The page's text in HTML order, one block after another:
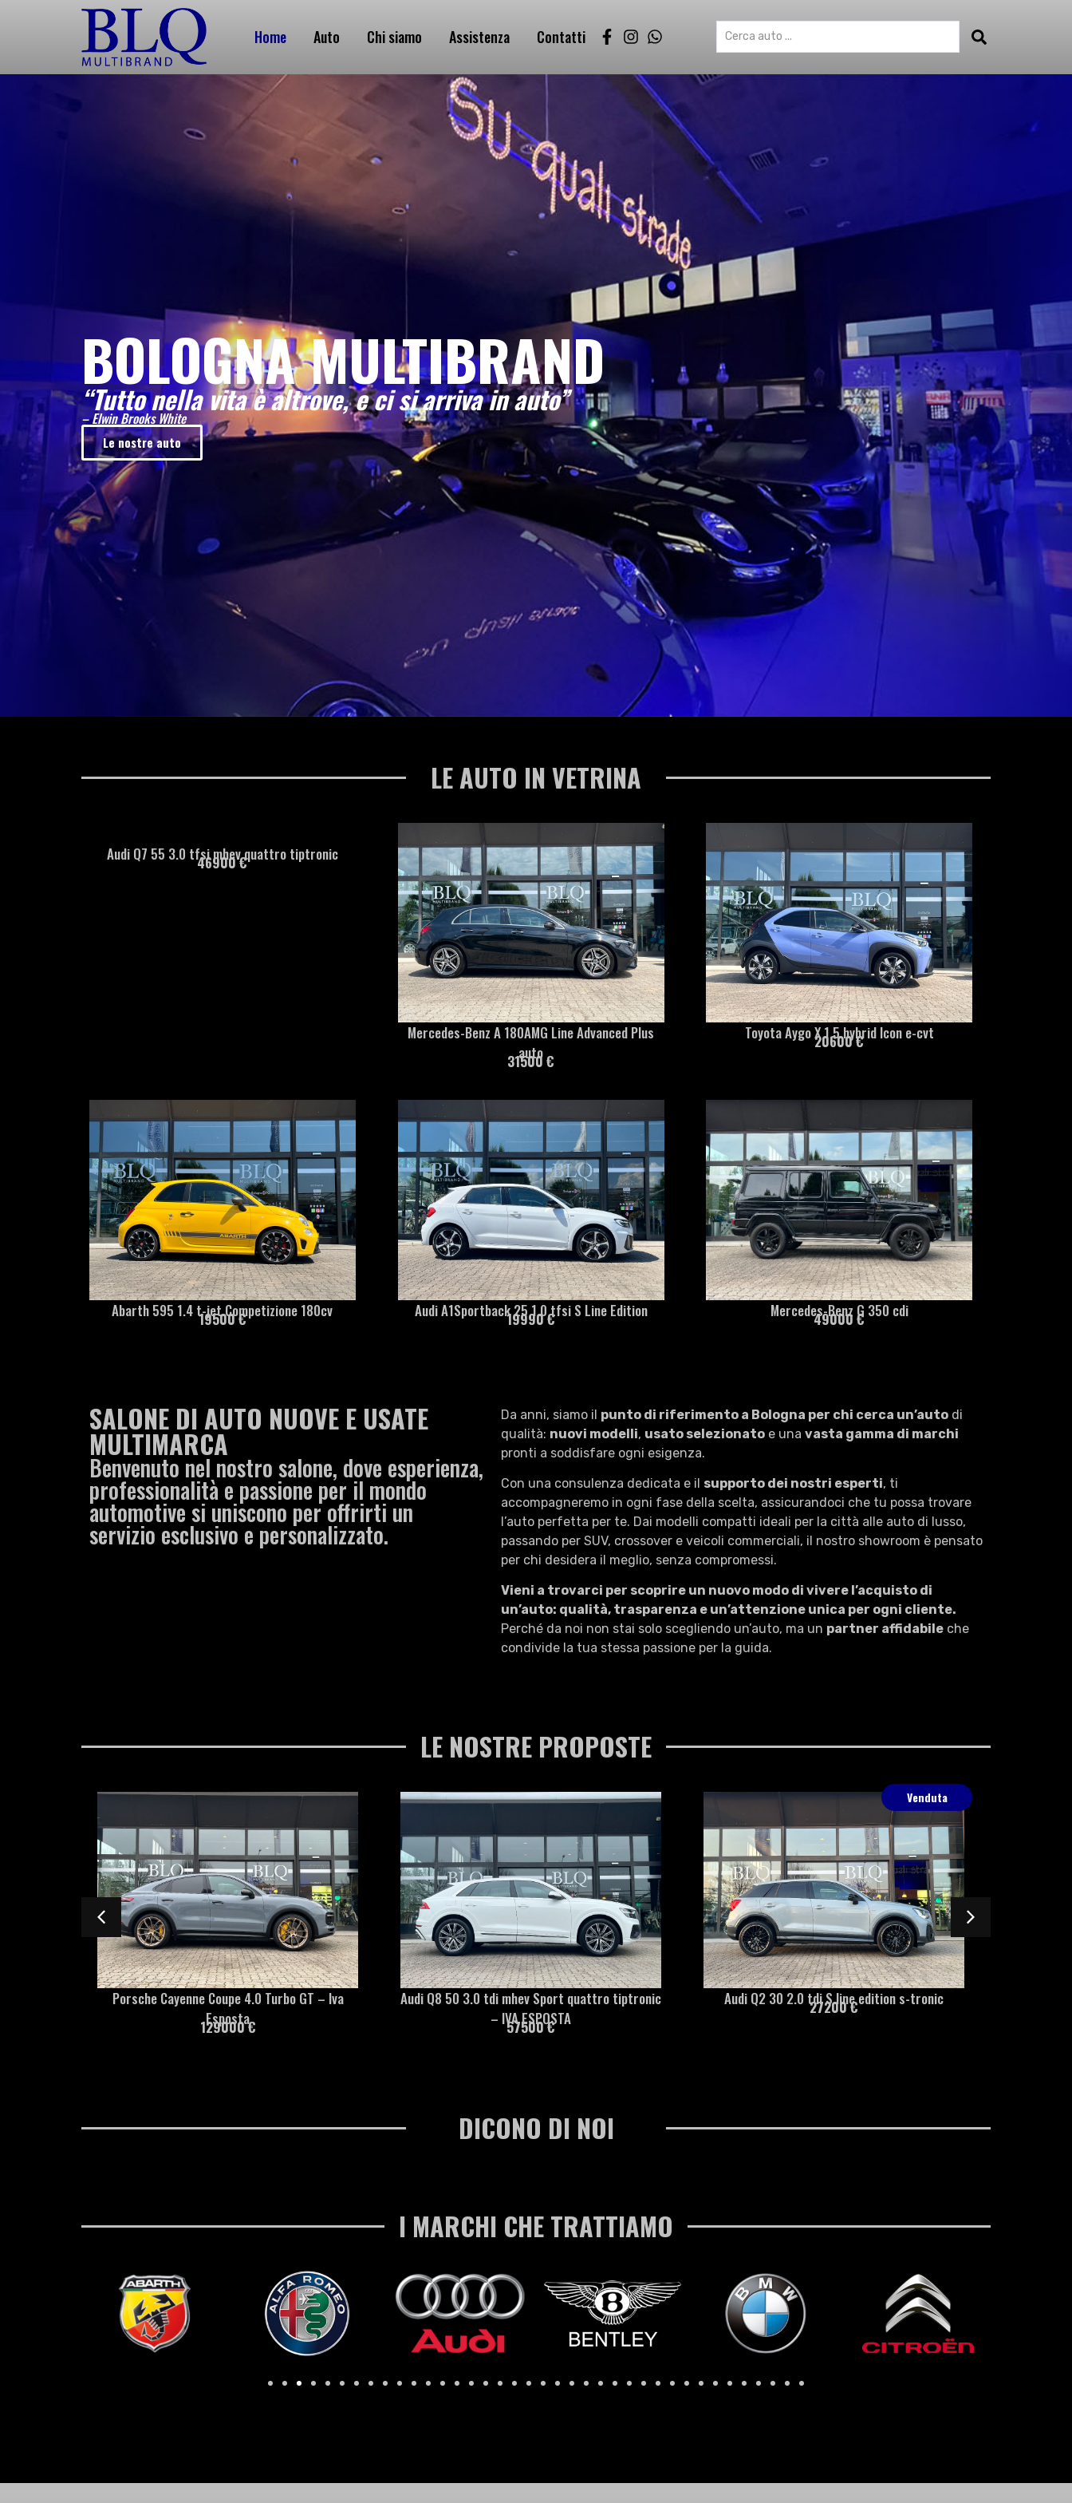
Home Auto Chi siamo Assistenza Contatti
BOLOGNA MULTIBRAND
“Tutto nella vita è altrove, e ci si arriva in auto”
– Elwin Brooks White
Le nostre auto
LE AUTO IN VETRINA
Audi Q7 55 3.0 tfsi mhev quattro tiptronic
46900 €
Mercedes-Benz A 180AMG Line Advanced Plus
auto
31500 €
Toyota Aygo X 1.5 hybrid Icon e-cvt
20600 €
Abarth 595 1.4 t-jet Competizione 180cv
19500 € Audi A1Sportback 25 1.0 tfsi S Line Edition
19990 € Mercedes-Benz G 350 cdi
49000 €
SALONE DI AUTO NUOVE E USATE
MULTIMARCA
Benvenuto nel nostro salone, dove esperienza,
professionalità e passione per il mondo
automotive si uniscono per offrirti un
servizio esclusivo e personalizzato.
Da anni, siamo il punto di riferimento a Bologna per chi cerca un’autodi
qualità: nuovi modelli, usato selezionatoe una vasta gamma di marchi
pronti a soddisfare ogni esigenza.
Con una consulenza dedicata e il supporto dei nostri esperti, ti
accompagneremo in ogni fase della scelta, assicurandoci che tu possa trovare
l’auto perfetta per te. Dai modelli compatti ideali per la città alle auto di lusso,
passando per SUV, crossover e veicoli commerciali, il nostro showroom è pensato
per chi desidera il meglio, senza compromessi.
Vieni a trovarci per scoprire un nuovo modo di vivere l’acquisto di
un’auto: qualità, trasparenza e un’attenzione unica per ogni cliente.
Perché da noi non stai solo scegliendo un’auto, ma un partner affidabileche
condivide la tua stessa passione per la guida.
LE NOSTRE PROPOSTE
Coupe 4.0 Turbo GT – Iva
Audi Q8 50 3.0 tdi mhev Sport quattro tiptronic
Venduta
Audi Q2 30 2.0 tdi S line edition s-tronic
27200 € Mercedes-Benz GLC 220 d Sport
DICONO DI NOI
I MARCHI CHE TRATTIAMO